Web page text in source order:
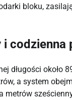
bloku,
codzienna
długości
a system